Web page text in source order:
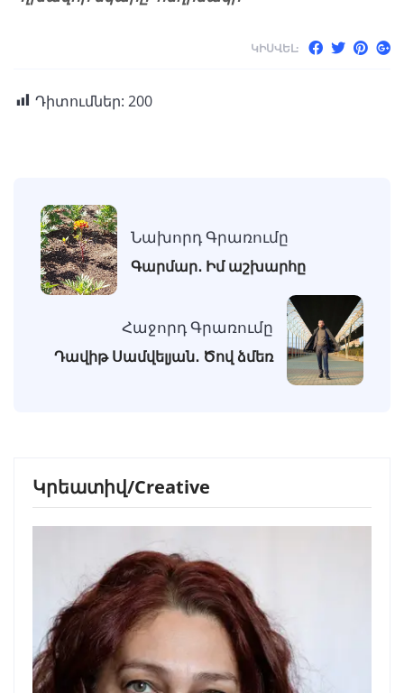
ԿԻՍՎԵԼ:
Դիտումներ: 200
Նախորդ Գրառումը
Գարմար․ Իմ աշխարհը
Հաջորդ Գրառումը
Դավիթ Սամվելյան․ Ծով ձմեռ
Կրեատիվ/Creative